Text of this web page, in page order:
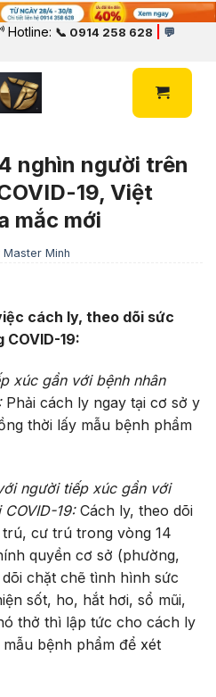
Hotline: 📞 0914 258 628
💬
nghìn người trên
19, Việt
mắc mới
Master Minh
cách ly, theo dõi sức
19:
xúc gần với bệnh nhân
Phải cách ly ngay tại cơ sở y
thời lấy mẫu bệnh phẩm
người tiếp xúc gần với
19:Cách ly, theo dõi
cư trú trong vòng 14
quyền cơ sở (phường,
chặt chẽ tình hình sức
sốt, ho, hắt hơi, sổ mũi,
thở thì lập tức cho cách ly
bệnh phẩm để xét